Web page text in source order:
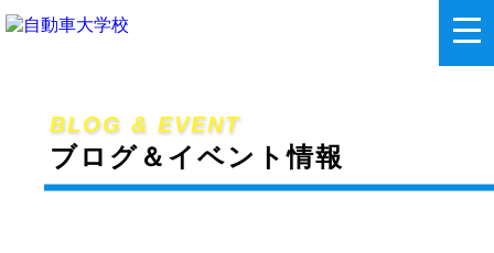
BLOG & EVENT
ブログ＆イベント情報